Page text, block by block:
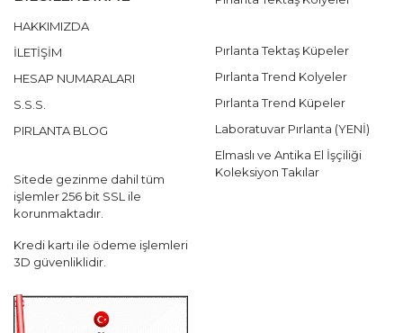
HAKKIMIZDA
İLETİŞİM
HESAP NUMARALARI
S.S.S.
PIRLANTA BLOG
Sitede gezinme dahil tüm
işlemler 256 bit SSL ile
korunmaktadır.
Kredi kartı ile ödeme işlemleri
3D güvenliklidir.
Pırlanta Tektaş Küpeler
Pırlanta Trend Kolyeler
Pırlanta Trend Küpeler
Laboratuvar Pırlanta (YENİ)
Elmaslı ve Antika El İşçiliği
Koleksiyon Takılar